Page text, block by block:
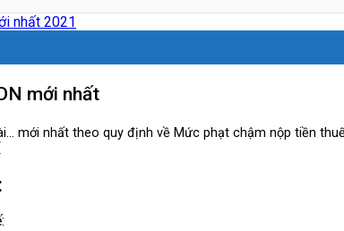
mới nhất
mới nhất theo quy định về Mức phạt chậm nộp tiền